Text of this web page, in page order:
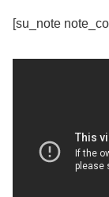
[su_note